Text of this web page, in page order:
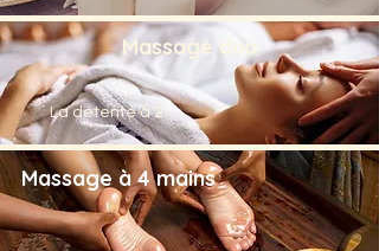
Massage duo
La détente à 2
Massage à 4 mains